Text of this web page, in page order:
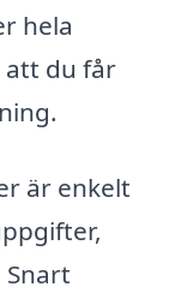
hela
att du får
är enkelt